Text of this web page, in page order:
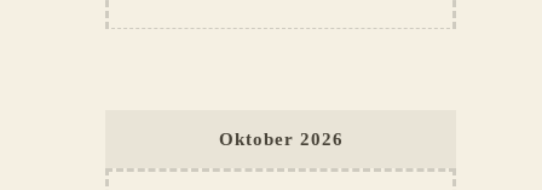
Oktober 2026